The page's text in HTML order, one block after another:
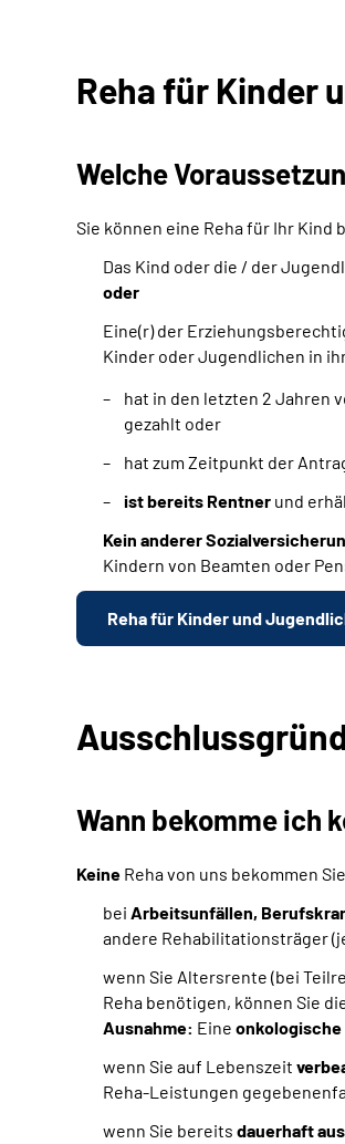
Reha für Kinder
Welche
Sie können eine Reha für Ihr
Das Kind oder die / der
oder
Eine(r) der
Kinder oder Jugendlichen in
hat in den letzten 2 Jahren
gezahlt oder
hat zum Zeitpunkt der
ist bereits Rentner und
Kein anderer
Kindern von Beamten oder
Reha für Kinder und
Wann bekomme ich
Keine Reha von uns bekommen
bei Arbeitsunfällen,
andere Rehabilitationsträger
wenn Sie Altersrente (bei
Reha benötigen, können Sie
Ausnahme: Eine onkologische
wenn Sie auf Lebenszeit
Reha-Leistungen
wenn Sie bereits dauerhaft